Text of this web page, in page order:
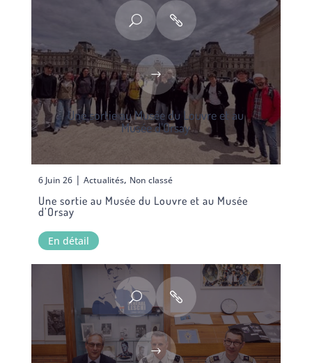
Une sortie au Musée du Louvre et au
Musée d’Orsay
6 Juin 26| Actualités, Non classé
Une sortie au Musée du Louvre et au Musée
d’Orsay
En détail